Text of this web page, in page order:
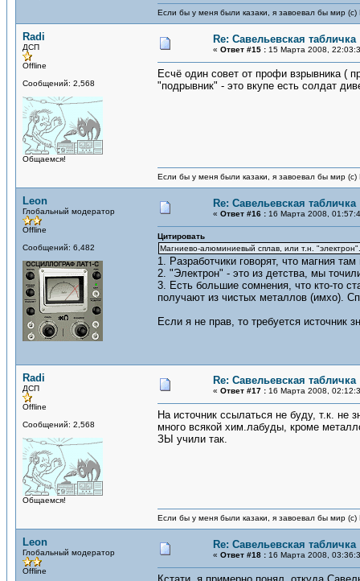
Если бы у меня были казаки, я завоевал бы мир
Radi
ДСП
Offline
Сообщений: 2,568
Общаемся!
Re: Савельевская табличка
« Ответ #15 : 15 Марта 2008,
Есчё один совет от профи взрывника (
"подрывник" - это вкупе есть солдат
Если бы у меня были казаки, я завоевал бы мир
Leon
Глобальный модератор
Offline
Сообщений: 6,482
Re: Савельевская табличка
« Ответ #16 : 16 Марта 2008,
Цитировать
Магниево-алюминиевый сплав, или т.н. "электрон".
1. Разработчики говорят, что магния там
2. "Электрон" - это из детства, мы
3. Есть большие сомнения, что кто-то
получают из чистых металлов (имхо).
Если я не прав, то требуется источник
Radi
ДСП
Offline
Сообщений: 2,568
Общаемся!
Re: Савельевская табличка
« Ответ #17 : 16 Марта 2008,
На источник ссылаться не буду, т.к. не
много всякой хим.лабуды, кроме
ЗЫ учили так.
Если бы у меня были казаки, я завоевал бы мир
Leon
Глобальный модератор
Offline
Re: Савельевская табличка
« Ответ #18 : 16 Марта 2008,